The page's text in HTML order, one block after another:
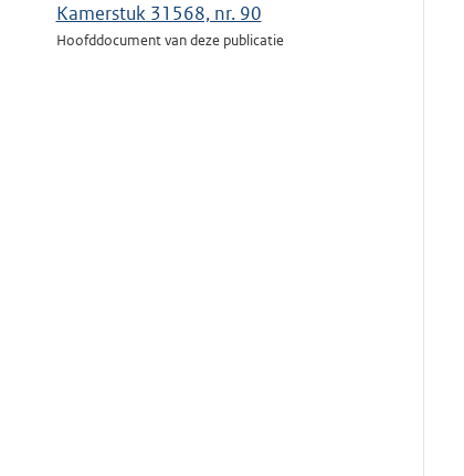
Kamerstuk 31568, nr. 90
Hoofddocument van deze publicatie